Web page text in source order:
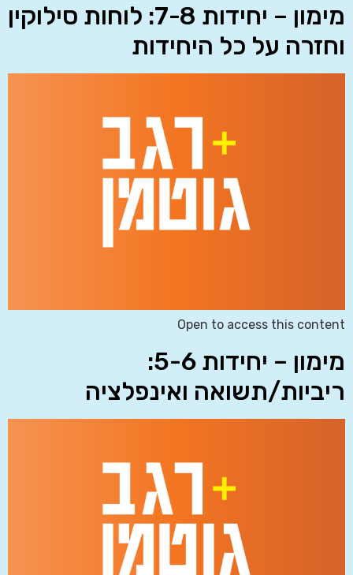
מימון – יחידות 7-8: לוחות סילוקין
וחזרה על כל היחידות
Open to access this content
מימון – יחידות 5-6:
ריביות/תשואה ואינפלציה